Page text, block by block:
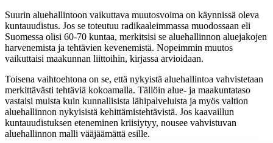
Suurin aluehallintoon vaikuttava muutosvoima on käynnissä oleva
kuntauudistus. Jos se toteutuu radikaaleimmassa muodossaan eli
Suomessa olisi 60-70 kuntaa, merkitsisi se aluehallinnon aluejakojen
harvenemista ja tehtävien kevenemistä. Nopeimmin muutos
vaikuttaisi maakunnan liittoihin, kirjassa arvioidaan.
Toisena vaihtoehtona on se, että nykyistä aluehallintoa vahvistetaan
merkittävästi tehtäviä kokoamalla. Tällöin alue- ja maakuntataso
vastaisi muista kuin kunnallisista lähipalveluista ja myös valtion
aluehallinnon nykyisistä kehittämistehtävistä. Jos kaavaillun
kuntauudistuksen eteneminen kriisiytyy, nousee vahvistuvan
aluehallinnon malli vääjäämättä esille.